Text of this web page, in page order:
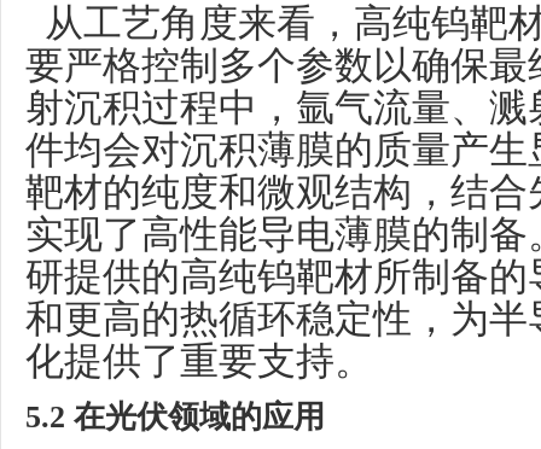
从工艺角度来看，高纯钨靶
要严格控制多个参数以确保
射沉积过程中，氩气流量、
件均会对沉积薄膜的质量产
靶材的纯度和微观结构，结
实现了高性能导电薄膜的制
研提供的高纯钨靶材所制备
和更高的热循环稳定性，为
化提供了重要支持。
5.2 在光伏领域的应用